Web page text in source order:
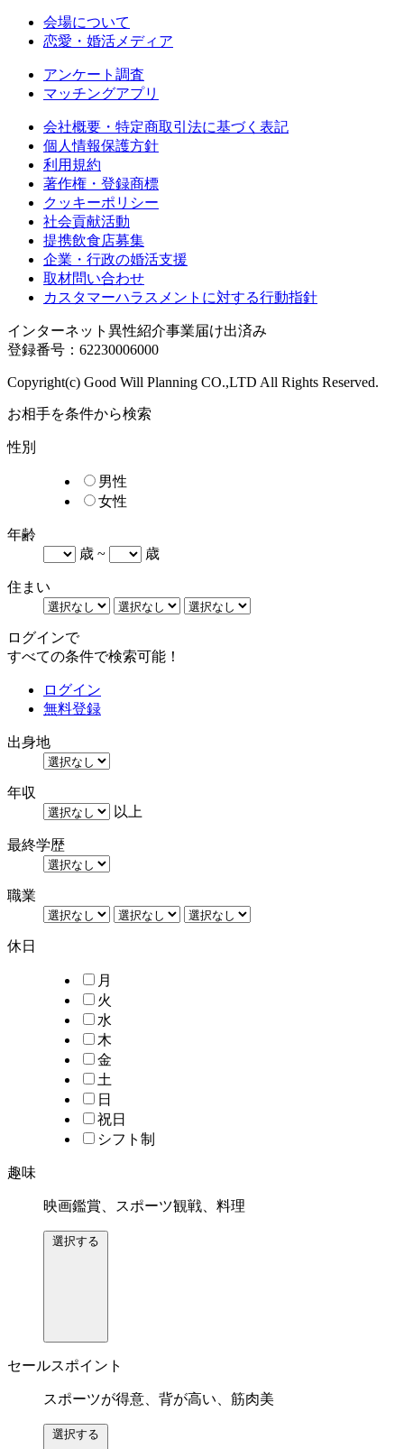
会場について
恋愛・婚活メディア
アンケート調査
マッチングアプリ
会社概要・特定商取引法に基づく表記
個人情報保護方針
利用規約
著作権・登録商標
クッキーポリシー
社会貢献活動
提携飲食店募集
企業・行政の婚活支援
取材問い合わせ
カスタマーハラスメントに対する行動指針
インターネット異性紹介事業届け出済み
登録番号：62230006000
Copyright(c) Good Will Planning CO.,LTD All Rights Reserved.
お相手を条件から検索
性別
男性
女性
年齢
歳 ~
歳
住まい
ログインで
すべての条件で検索可能！
ログイン
無料登録
出身地
年収
以上
最終学歴
職業
休日
月
火
水
木
金
土
日
祝日
シフト制
趣味
映画鑑賞、スポーツ観戦、料理
選択する
セールスポイント
スポーツが得意、背が高い、筋肉美
選択する